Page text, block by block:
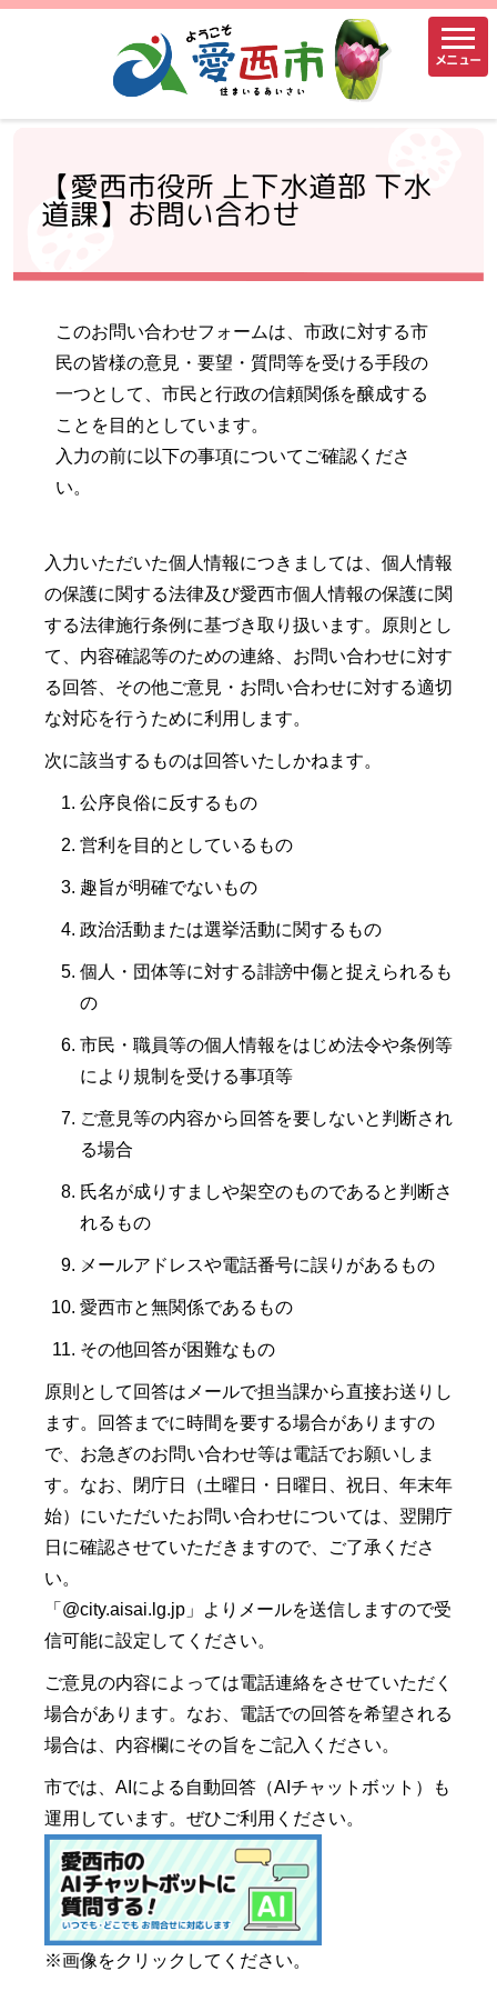
メニュー
【愛西市役所 上下水道部 下水
道課】お問い合わせ
このお問い合わせフォームは、市政に対する市
民の皆様の意見・要望・質問等を受ける手段の
一つとして、市民と行政の信頼関係を醸成する
ことを目的としています。
入力の前に以下の事項についてご確認くださ
い。
入力いただいた個人情報につきましては、個人情報
の保護に関する法律及び愛西市個人情報の保護に関
する法律施行条例に基づき取り扱います。原則とし
て、内容確認等のための連絡、お問い合わせに対す
る回答、その他ご意見・お問い合わせに対する適切
な対応を行うために利用します。
次に該当するものは回答いたしかねます。
公序良俗に反するもの
営利を目的としているもの
趣旨が明確でないもの
政治活動または選挙活動に関するもの
個人・団体等に対する誹謗中傷と捉えられるも
の
市民・職員等の個人情報をはじめ法令や条例等
により規制を受ける事項等
ご意見等の内容から回答を要しないと判断され
る場合
氏名が成りすましや架空のものであると判断さ
れるもの
メールアドレスや電話番号に誤りがあるもの
愛西市と無関係であるもの
その他回答が困難なもの
原則として回答はメールで担当課から直接お送りし
ます。回答までに時間を要する場合がありますの
で、お急ぎのお問い合わせ等は電話でお願いしま
す。なお、閉庁日（土曜日・日曜日、祝日、年末年
始）にいただいたお問い合わせについては、翌開庁
日に確認させていただきますので、ご了承くださ
い。
「@city.aisai.lg.jp」よりメールを送信しますので受
信可能に設定してください。
ご意見の内容によっては電話連絡をさせていただく
場合があります。なお、電話での回答を希望される
場合は、内容欄にその旨をご記入ください。
市では、AIによる自動回答（AIチャットボット）も
運用しています。ぜひご利用ください。
※画像をクリックしてください。